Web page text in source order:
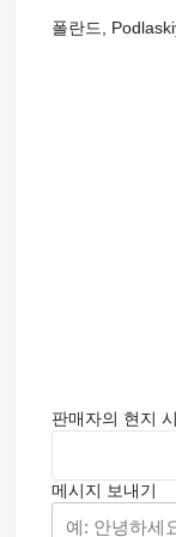
폴란드,
판매자의 현지
메시지 보내기